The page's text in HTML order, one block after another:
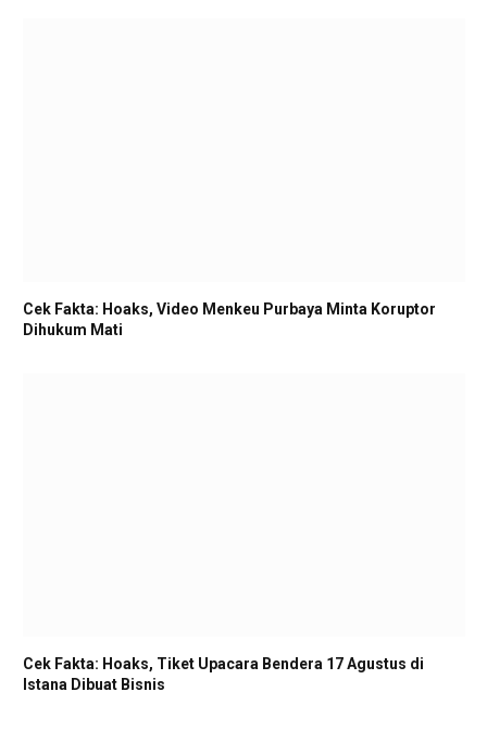
Cek Fakta: Hoaks, Video Menkeu Purbaya Minta Koruptor
Dihukum Mati
Cek Fakta: Hoaks, Tiket Upacara Bendera 17 Agustus di
Istana Dibuat Bisnis